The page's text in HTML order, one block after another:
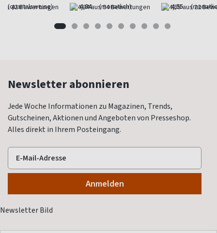
(quartalsweise) 4,84 (monatlich) 4,55
Newsletter abonnieren
Jede Woche Informationen zu Magazinen, Trends,
Gutscheinen, Aktionen und Angeboten von Presseshop.
Alles direkt in Ihrem Posteingang.